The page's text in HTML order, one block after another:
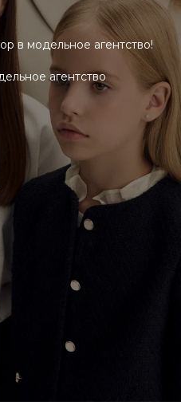
в модельное агентство!
агентство